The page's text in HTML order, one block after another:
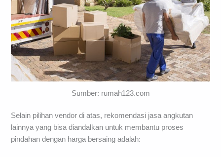
Sumber: rumah123.com
Selain pilihan vendor di atas, rekomendasi jasa angkutan
lainnya yang bisa diandalkan untuk membantu proses
pindahan dengan harga bersaing adalah: